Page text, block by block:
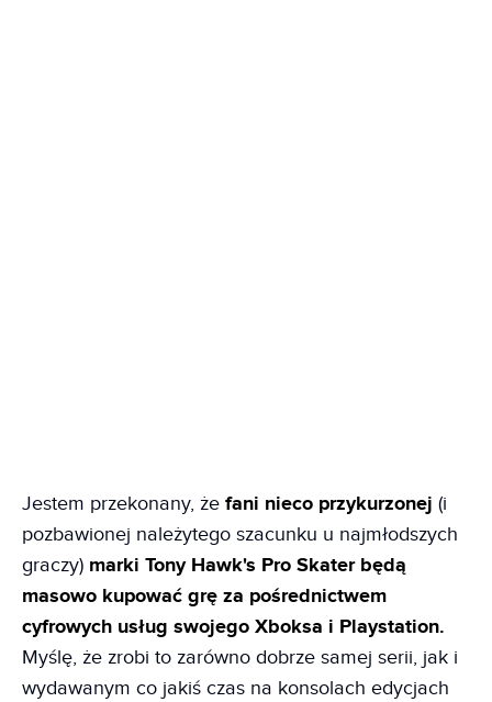
Jestem przekonany, że fani nieco przykurzonej (i
pozbawionej należytego szacunku u najmłodszych
graczy) marki Tony Hawk's Pro Skater będą
masowo kupować grę za pośrednictwem
cyfrowych usług swojego Xboksa i Playstation.
Myślę, że zrobi to zarówno dobrze samej serii, jak i
wydawanym co jakiś czas na konsolach edycjach